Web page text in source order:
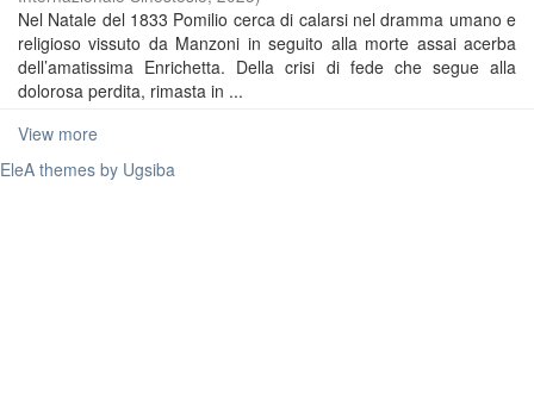
Nel Natale del 1833 Pomilio cerca di calarsi nel dramma umano e
religioso vissuto da Manzoni in seguito alla morte assai acerba
dell’amatissima Enrichetta. Della crisi di fede che segue alla
dolorosa perdita, rimasta in ...
View more
EleA themes by Ugsiba